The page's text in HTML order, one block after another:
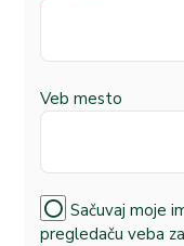
Veb mesto
Sačuvaj moje
pregledaču veba